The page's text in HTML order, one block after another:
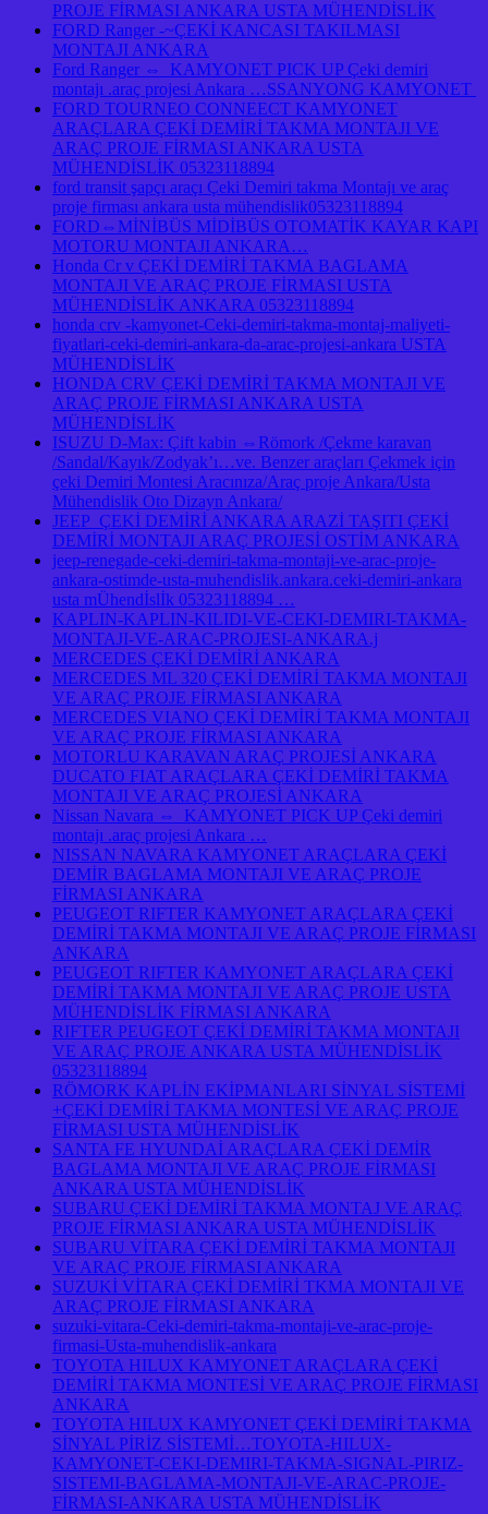
PROJE FİRMASI ANKARA USTA MÜHENDİSLİK
FORD Ranger -~ÇEKİ KANCASI TAKILMASI
MONTAJI ANKARA
Ford Ranger ⇔ KAMYONET PICK UP Çeki demiri
montajı .araç projesi Ankara …SSANYONG KAMYONET
FORD TOURNEO CONNEECT KAMYONET
ARAÇLARA ÇEKİ DEMİRİ TAKMA MONTAJI VE
ARAÇ PROJE FİRMASI ANKARA USTA
MÜHENDİSLİK 05323118894
ford transit şapçı araçı Çeki Demiri takma Montajı ve araç
proje firması ankara usta mühendislik05323118894
FORD⇔MİNİBÜS MİDİBÜS OTOMATİK KAYAR KAPI
MOTORU MONTAJI ANKARA…
Honda Cr v ÇEKİ DEMİRİ TAKMA BAGLAMA
MONTAJI VE ARAÇ PROJE FİRMASI USTA
MÜHENDİSLİK ANKARA 05323118894
honda crv -kamyonet-Ceki-demiri-takma-montaj-maliyeti-
fiyatlari-ceki-demiri-ankara-da-arac-projesi-ankara USTA
MÜHENDİSLİK
HONDA CRV ÇEKİ DEMİRİ TAKMA MONTAJI VE
ARAÇ PROJE FİRMASI ANKARA USTA
MÜHENDİSLİK
ISUZU D-Max: Çift kabin ⇔Römork /Çekme karavan
/Sandal/Kayık/Zodyak’ı…ve. Benzer araçları Çekmek için
çeki Demiri Montesi Aracınıza/Araç proje Ankara/Usta
Mühendislik Oto Dizayn Ankara/
JEEP ÇEKİ DEMİRİ ANKARA ARAZİ TAŞITI ÇEKİ
DEMİRİ MONTAJI ARAÇ PROJESİ OSTİM ANKARA
jeep-renegade-ceki-demiri-takma-montaji-ve-arac-proje-
ankara-ostimde-usta-muhendislik.ankara.ceki-demiri-ankara
usta mÜhendİslİk 05323118894 …
KAPLIN-KAPLIN-KILIDI-VE-CEKI-DEMIRI-TAKMA-
MONTAJI-VE-ARAC-PROJESI-ANKARA.j
MERCEDES ÇEKİ DEMİRİ ANKARA
MERCEDES ML 320 ÇEKİ DEMİRİ TAKMA MONTAJI
VE ARAÇ PROJE FİRMASI ANKARA
MERCEDES VIANO ÇEKİ DEMİRİ TAKMA MONTAJI
VE ARAÇ PROJE FİRMASI ANKARA
MOTORLU KARAVAN ARAÇ PROJESİ ANKARA
DUCATO FIAT ARAÇLARA ÇEKİ DEMİRİ TAKMA
MONTAJI VE ARAÇ PROJESİ ANKARA
Nissan Navara ⇔ KAMYONET PICK UP Çeki demiri
montajı .araç projesi Ankara …
NISSAN NAVARA KAMYONET ARAÇLARA ÇEKİ
DEMİR BAGLAMA MONTAJI VE ARAÇ PROJE
FİRMASI ANKARA
PEUGEOT RIFTER KAMYONET ARAÇLARA ÇEKİ
DEMİRİ TAKMA MONTAJI VE ARAÇ PROJE FİRMASI
ANKARA
PEUGEOT RIFTER KAMYONET ARAÇLARA ÇEKİ
DEMİRİ TAKMA MONTAJI VE ARAÇ PROJE USTA
MÜHENDİSLİK FİRMASI ANKARA
RIFTER PEUGEOT ÇEKİ DEMİRİ TAKMA MONTAJI
VE ARAÇ PROJE ANKARA USTA MÜHENDİSLİK
05323118894
RÖMORK KAPLİN EKİPMANLARI SİNYAL SİSTEMİ
+ÇEKİ DEMİRİ TAKMA MONTESİ VE ARAÇ PROJE
FİRMASI USTA MÜHENDİSLİK
SANTA FE HYUNDAİ ARAÇLARA ÇEKİ DEMİR
BAGLAMA MONTAJI VE ARAÇ PROJE FİRMASI
ANKARA USTA MÜHENDİSLİK
SUBARU ÇEKİ DEMİRİ TAKMA MONTAJ VE ARAÇ
PROJE FİRMASI ANKARA USTA MÜHENDİSLİK
SUBARU VİTARA ÇEKİ DEMİRİ TAKMA MONTAJI
VE ARAÇ PROJE FİRMASI ANKARA
SUZUKİ VİTARA ÇEKİ DEMİRİ TKMA MONTAJI VE
ARAÇ PROJE FİRMASI ANKARA
suzuki-vitara-Ceki-demiri-takma-montaji-ve-arac-proje-
firmasi-Usta-muhendislik-ankara
TOYOTA HILUX KAMYONET ARAÇLARA ÇEKİ
DEMİRİ TAKMA MONTESİ VE ARAÇ PROJE FİRMASI
ANKARA
TOYOTA HILUX KAMYONET ÇEKİ DEMİRİ TAKMA
SİNYAL PİRİZ SİSTEMİ…TOYOTA-HILUX-
KAMYONET-CEKI-DEMIRI-TAKMA-SIGNAL-PIRIZ-
SISTEMI-BAGLAMA-MONTAJI-VE-ARAC-PROJE-
FİRMASI-ANKARA USTA MÜHENDİSLİK